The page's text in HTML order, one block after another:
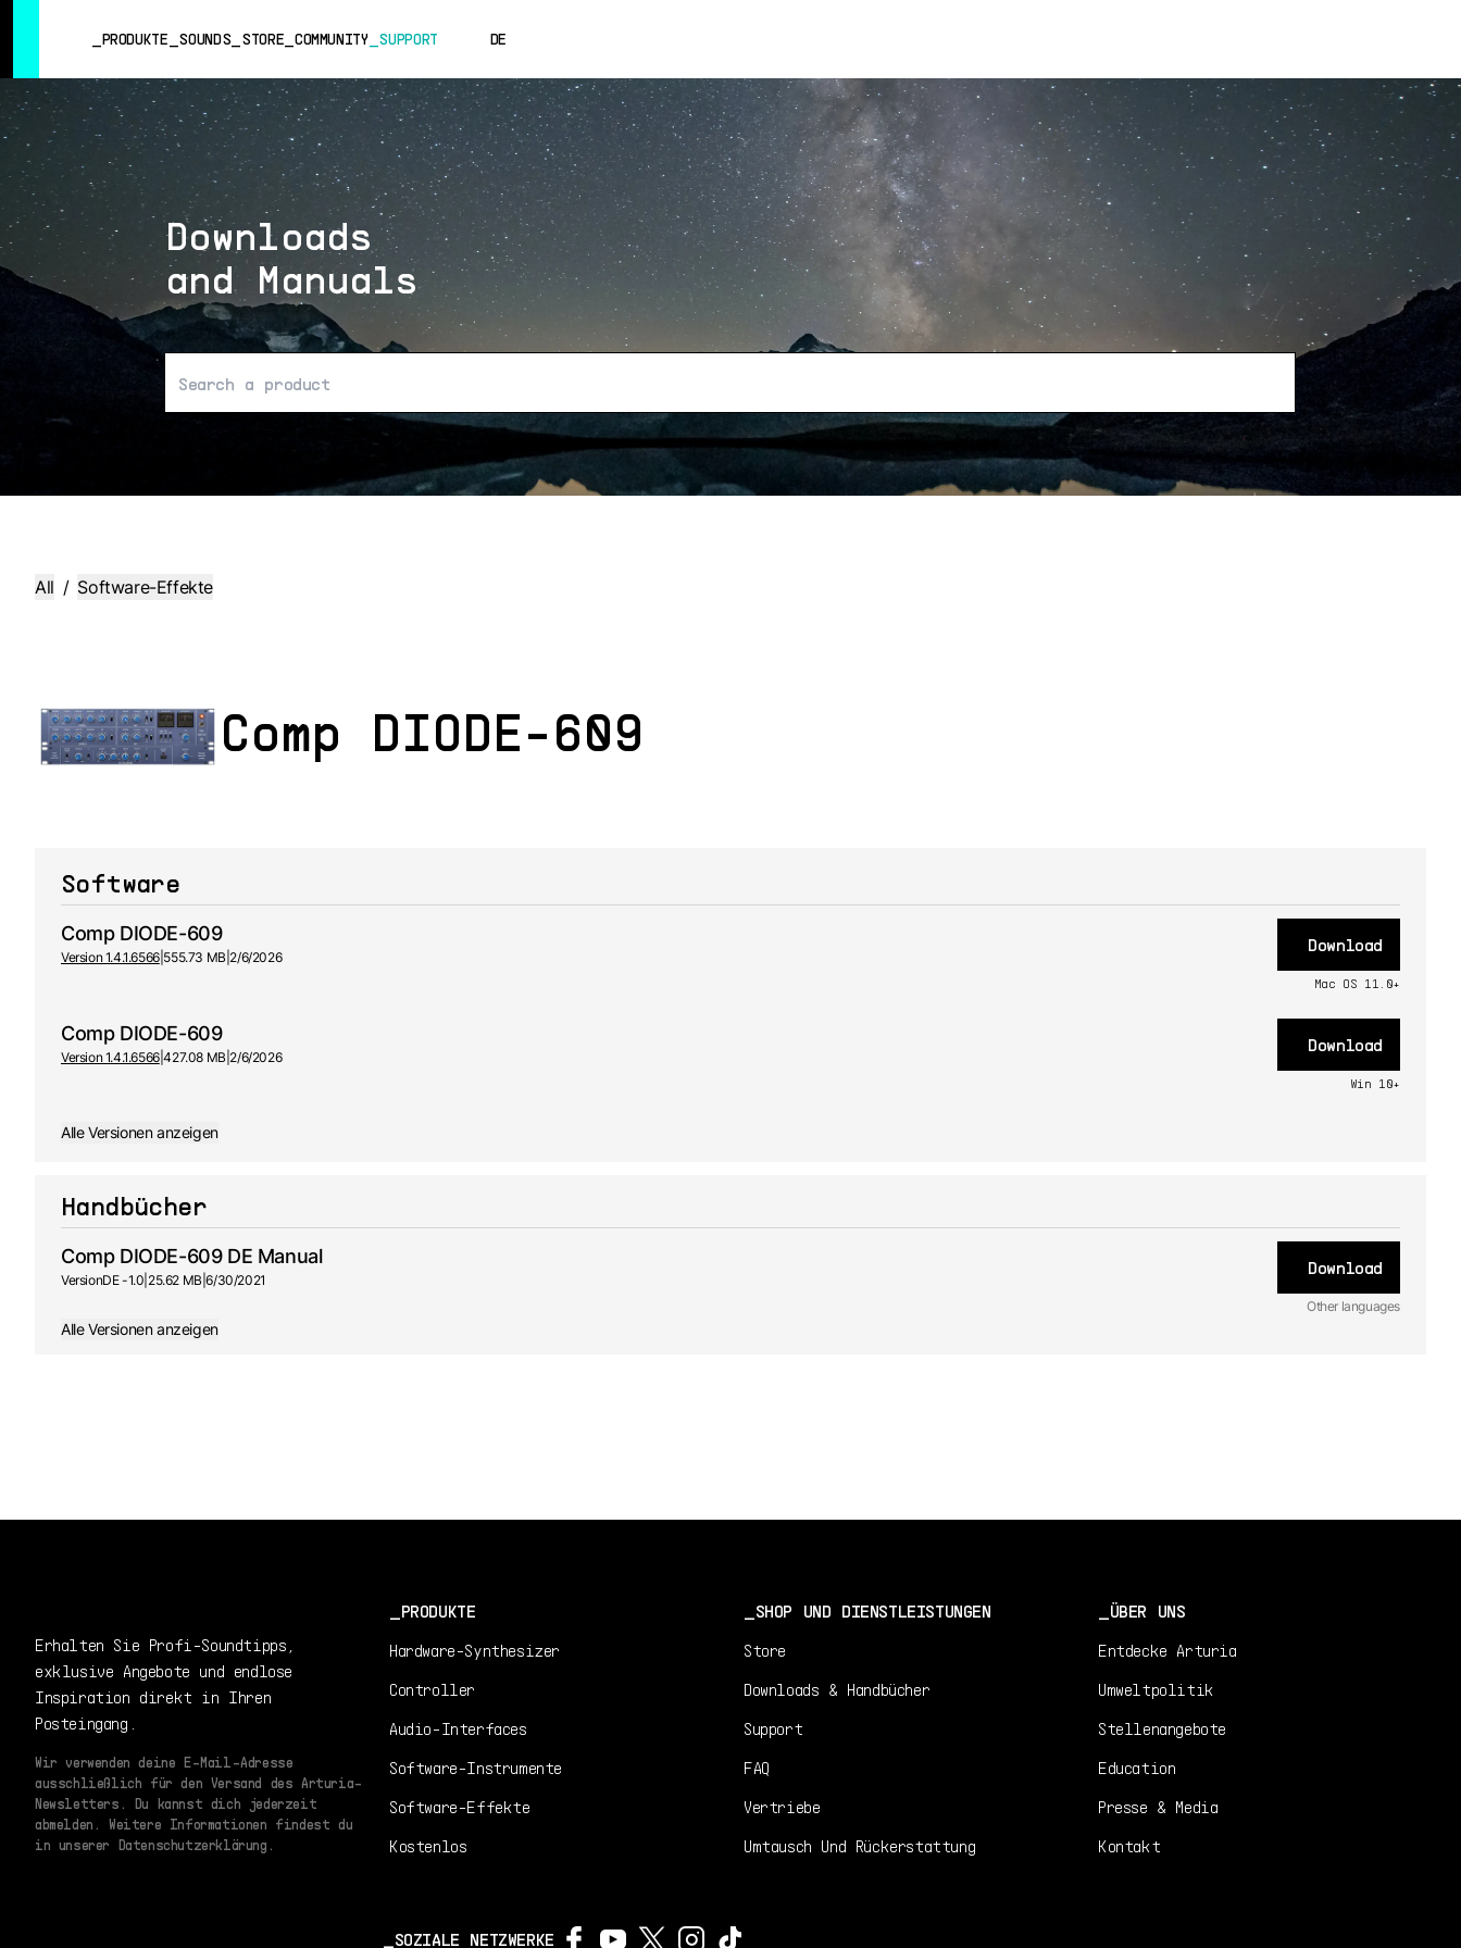
PRODUKTE SOUNDS STORE COMMUNITY SUPPORT DE
ENGLISH
FRANÇAIS
ESPAÑOL
日本語
中文
PRODUKTE
SOUNDS
STORE
COMMUNITY
SUPPORT
Downloads
and Manuals
Keine Ergebnisse gefunden
All / Software-Effekte
Comp DIODE-609
Software
Comp DIODE-609
Version 1.4.1.6566| 555.73 MB 2/6/2026
Download
Mac OS 11.0+
Comp DIODE-609
Version 1.4.1.6566|427.08 MB 2/6/2026
Download
Win 10+
Alle Versionen anzeigen
Handbücher
Comp DIODE-609 DE Manual
VersionDE -1.0 25.62 MB |6/30/2021
Download
Other languages
1.0 -
Alle Versionen anzeigen
Erhalten Sie Profi-Soundtipps,
exklusive Angebote und endlose
Inspiration direkt in Ihren
Posteingang.
Wir verwenden deine E-Mail-Adresse
ausschließlich für den Versand des Arturia-
Newsletters. Du kannst dich jederzeit
abmelden. Weitere Informationen findest du
in unserer Datenschutzerklärung.
PRODUKTE
Hardware-Synthesizer
Controller
Audio-Interfaces
Software-Instrumente
Software-Effekte
Kostenlos
SHOP UND DIENSTLEISTUNGEN
Store
Downloads & Handbücher
Support
FAQ
Vertriebe
Umtausch Und Rückerstattung
ÜBER UNS
Entdecke Arturia
Umweltpolitik
Stellenangebote
Education
Presse & Media
Kontakt
SOZIALE NETZWERKE